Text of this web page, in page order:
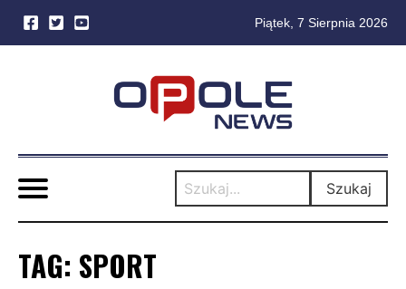
Piątek, 7 Sierpnia 2026
Szukaj
TAG: SPORT